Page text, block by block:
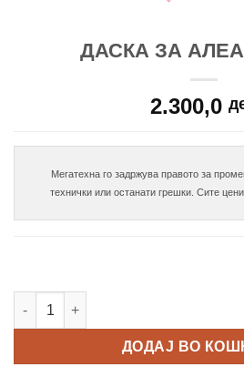
ДАСКА ЗА
2.300,0
Мегатехна го задржува правото за
Даска за Алеа / Атена количина
ДОДАЈ ВО